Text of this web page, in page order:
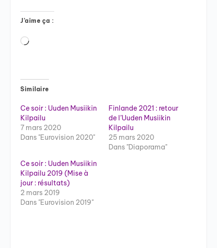
J’aime ça :
Chargement…
Similaire
Ce soir : Uuden Musiikin
Kilpailu
7 mars 2020
Dans "Eurovision 2020"
Finlande 2021 : retour
de l’Uuden Musiikin
Kilpailu
25 mars 2020
Dans "Diaporama"
Ce soir : Uuden Musiikin
Kilpailu 2019 (Mise à
jour : résultats)
2 mars 2019
Dans "Eurovision 2019"